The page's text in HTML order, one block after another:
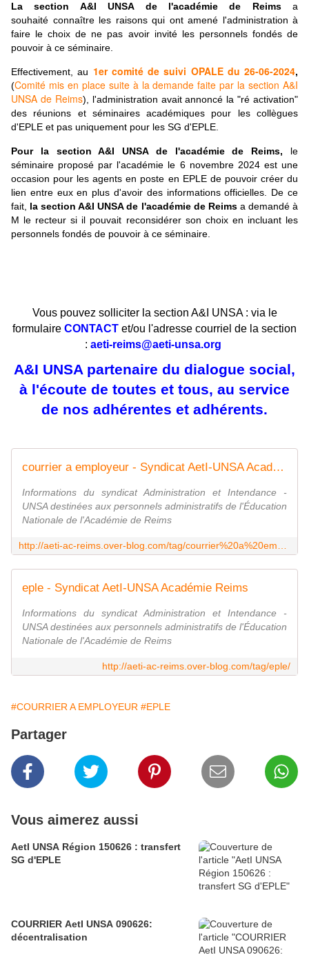
La section A&I UNSA de l'académie de Reims a
souhaité connaître les raisons qui ont amené l'administration à
faire le choix de ne pas avoir invité les personnels fondés de
pouvoir à ce séminaire.
Effectivement, au 1er comité de suivi OPALE du 26-06-2024,
(Comité mis en place suite à la demande faite par la section A&I
UNSA de Reims), l'administration avait annoncé la "ré activation"
des réunions et séminaires académiques pour les collègues
d'EPLE et pas uniquement pour les SG d'EPLE.
Pour la section A&I UNSA de l'académie de Reims, le
séminaire proposé par l'académie le 6 novembre 2024 est une
occasion pour les agents en poste en EPLE de pouvoir créer du
lien entre eux en plus d'avoir des informations officielles. De ce
fait, la section A&I UNSA de l'académie de Reimsa demandé à
M le recteur si il pouvait reconsidérer son choix en incluant les
personnels fondés de pouvoir à ce séminaire.
Vous pouvez solliciter la section A&I UNSA : via le
formulaire CONTACT et/ou l'adresse courriel de la section
: aeti-reims@aeti-unsa.org
A&I UNSA partenaire du dialogue social,
à l'écoute de toutes et tous, au service
de nos adhérentes et adhérents.
courrier a employeur - Syndicat AetI-UNSA Académie Reims
Informations du syndicat Administration et Intendance -
UNSA destinées aux personnels administratifs de l'Éducation
Nationale de l'Académie de Reims
eple - Syndicat AetI-UNSA Académie Reims
Informations du syndicat Administration et Intendance -
UNSA destinées aux personnels administratifs de l'Éducation
Nationale de l'Académie de Reims
http://aeti-ac-reims.over-blog.com/tag/eple/
#COURRIER A EMPLOYEUR #EPLE
Partager
Vous aimerez aussi
AetI UNSA Région 150626 : transfert
SG d'EPLE
COURRIER AetI UNSA 090626:
décentralisation